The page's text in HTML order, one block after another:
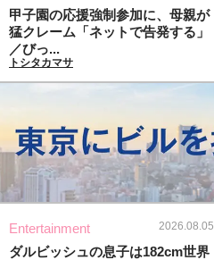
甲子園の応援強制参加に、母親が
猛クレーム「ネットで告発する」
／びっ...
トシタカマサ
Entertainment 2026.08.05
ダルビッシュの息子は182cm世界